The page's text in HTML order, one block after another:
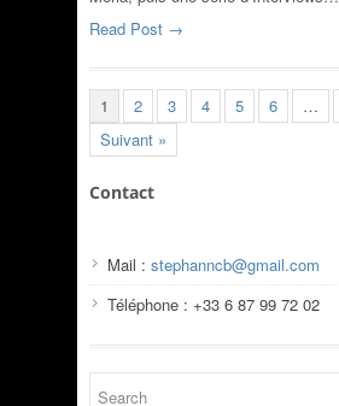
Read Post →
1 2 3 4 5 6 …
Suivant »
Contact
Mail : stephanncb@gmail.com
Téléphone : +33 6 87 99 72 02